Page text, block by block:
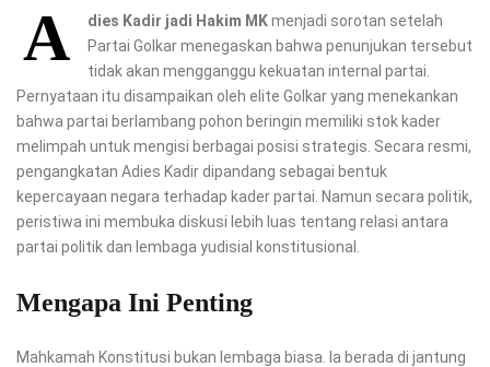
A dies Kadir jadi Hakim MKmenjadi sorotan setelah
Partai Golkar menegaskan bahwa penunjukan tersebut
tidak akan mengganggu kekuatan internal partai.
Pernyataan itu disampaikan oleh elite Golkar yang menekankan
bahwa partai berlambang pohon beringin memiliki stok kader
melimpah untuk mengisi berbagai posisi strategis. Secara resmi,
pengangkatan Adies Kadir dipandang sebagai bentuk
kepercayaan negara terhadap kader partai. Namun secara politik,
peristiwa ini membuka diskusi lebih luas tentang relasi antara
partai politik dan lembaga yudisial konstitusional.
Mengapa Ini Penting
Mahkamah Konstitusi bukan lembaga biasa. Ia berada di jantung